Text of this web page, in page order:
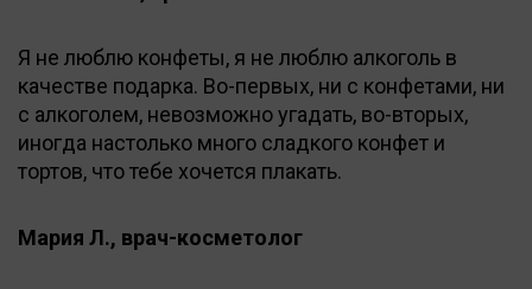
Я не люблю конфеты, я не люблю алкоголь в
качестве подарка. Во-первых, ни с конфетами, ни
с алкоголем, невозможно угадать, во-вторых,
иногда настолько много сладкого конфет и
тортов, что тебе хочется плакать.
Мария Л., врач-косметолог